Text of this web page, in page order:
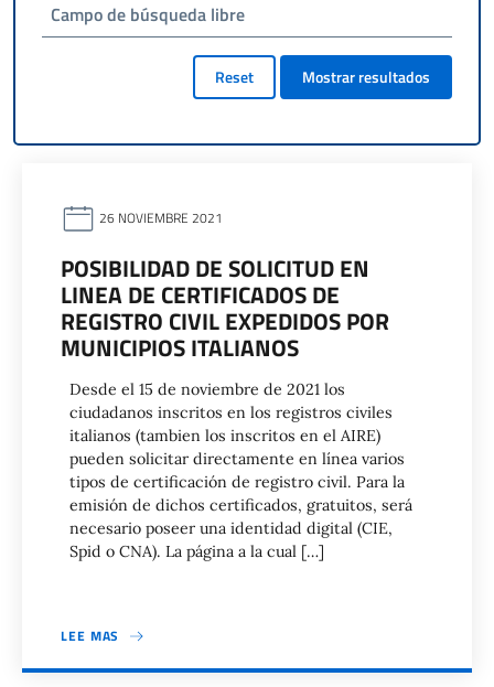
Campo de búsqueda libre
Reset Mostrar resultados
26 NOVIEMBRE 2021
POSIBILIDAD DE SOLICITUD EN
LINEA DE CERTIFICADOS DE
REGISTRO CIVIL EXPEDIDOS POR
MUNICIPIOS ITALIANOS
Desde el 15 de noviembre de 2021 los
ciudadanos inscritos en los registros civiles
italianos (tambien los inscritos en el AIRE)
pueden solicitar directamente en línea varios
tipos de certificación de registro civil. Para la
emisión de dichos certificados, gratuitos, será
necesario poseer una identidad digital (CIE,
Spid o CNA). La página a la cual […]
LEE MAS